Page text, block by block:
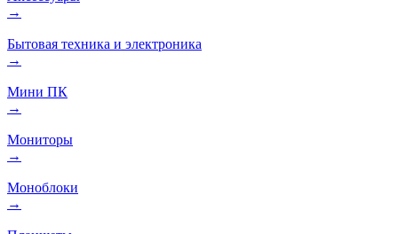
→
Бытовая техника и электроника
→
Мини ПК
→
Мониторы
→
Моноблоки
→